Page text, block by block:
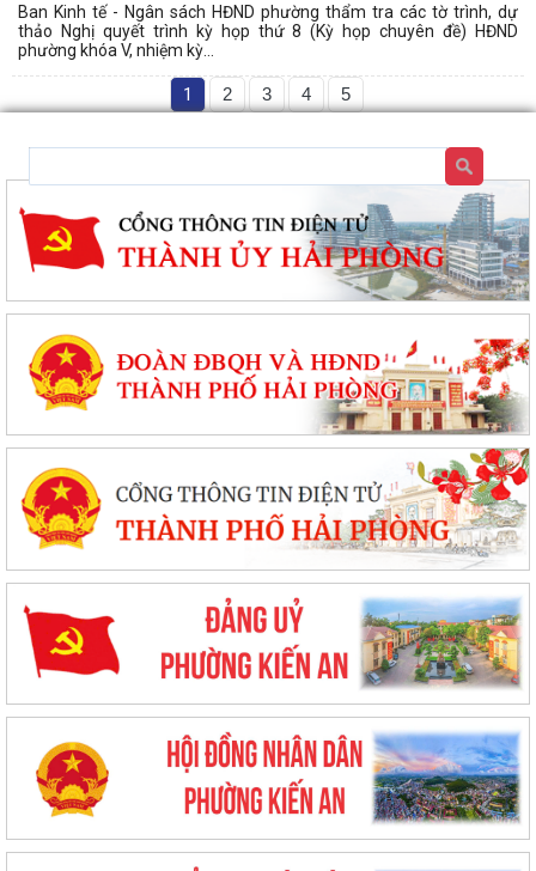
Ban Kinh tế - Ngân sách HĐND phường thẩm tra các tờ trình, dự
thảo Nghị quyết trình kỳ họp thứ 8 (Kỳ họp chuyên đề) HĐND
phường khóa V, nhiệm kỳ...
1 2 3 4 5